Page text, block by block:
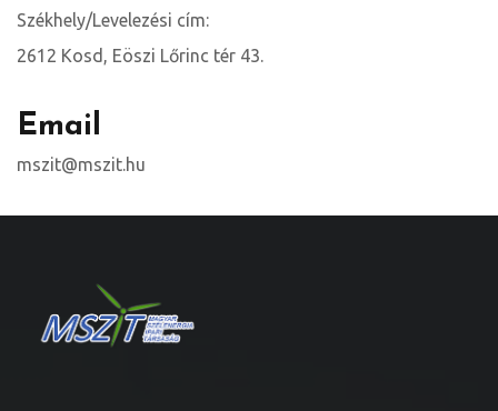
Székhely/Levelezési cím:
2612 Kosd, Eöszi Lőrinc tér 43.
Email
mszit@mszit.hu